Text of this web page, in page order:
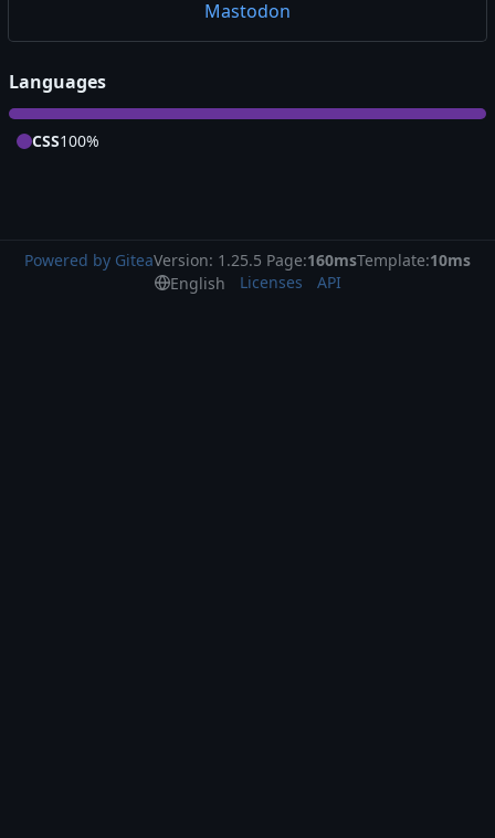
Mastodon
Languages
CSS100%
Powered by GiteaVersion: 1.25.5 Page:160msTemplate:10ms
English
Licenses API